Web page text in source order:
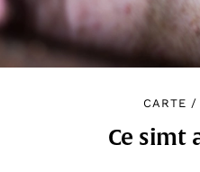
CARTE
Ce simt